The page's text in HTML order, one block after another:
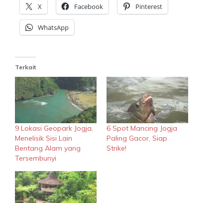
X Facebook Pinterest
WhatsApp
Terkait
9 Lokasi Geopark Jogja,
Menelisik Sisi Lain
Bentang Alam yang
Tersembunyi
6 Spot Mancing Jogja
Paling Gacor, Siap
Strike!